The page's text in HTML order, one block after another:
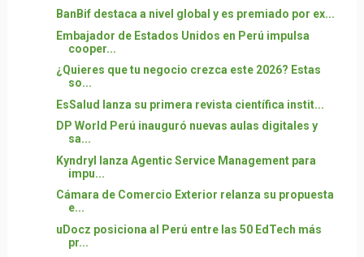
BanBif destaca a nivel global y es premiado por ex...
Embajador de Estados Unidos en Perú impulsa
cooper...
¿Quieres que tu negocio crezca este 2026? Estas
so...
EsSalud lanza su primera revista científica instit...
DP World Perú inauguró nuevas aulas digitales y
sa...
Kyndryl lanza Agentic Service Management para
impu...
Cámara de Comercio Exterior relanza su propuesta
e...
uDocz posiciona al Perú entre las 50 EdTech más
pr...